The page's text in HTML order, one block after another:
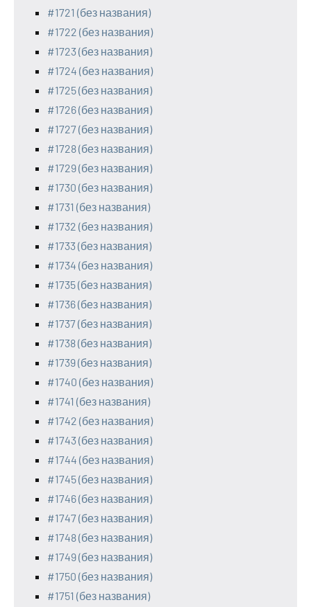
#1721 (без названия)
#1722 (без названия)
#1723 (без названия)
#1724 (без названия)
#1725 (без названия)
#1726 (без названия)
#1727 (без названия)
#1728 (без названия)
#1729 (без названия)
#1730 (без названия)
#1731 (без названия)
#1732 (без названия)
#1733 (без названия)
#1734 (без названия)
#1735 (без названия)
#1736 (без названия)
#1737 (без названия)
#1738 (без названия)
#1739 (без названия)
#1740 (без названия)
#1741 (без названия)
#1742 (без названия)
#1743 (без названия)
#1744 (без названия)
#1745 (без названия)
#1746 (без названия)
#1747 (без названия)
#1748 (без названия)
#1749 (без названия)
#1750 (без названия)
#1751 (без названия)